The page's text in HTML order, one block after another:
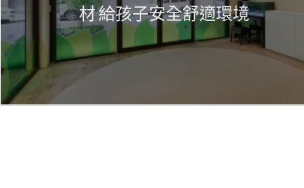
材 給孩子安全舒適環境